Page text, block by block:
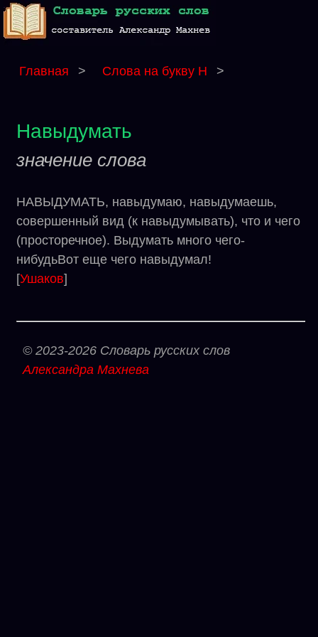
Главная > Слова на букву Н >
Навыдумать
значение слова
НАВЫДУМАТЬ, навыдумаю, навыдумаешь,
совершенный вид (к навыдумывать), что и чего
(просторечное). Выдумать много чего-
нибудьВот еще чего навыдумал!
[Ушаков]
© 2023-2026 Словарь русских слов
Александра Махнева